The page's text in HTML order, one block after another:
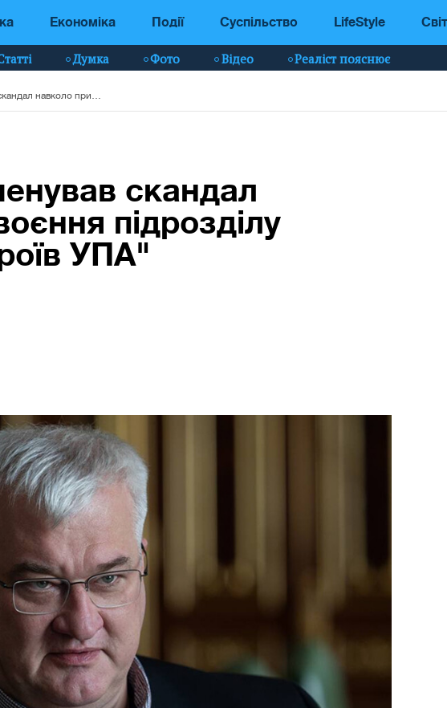
Економіка Події Суспільство LifeStyle Світ
Думка Фото Відео Реаліст пояснює
скандал
підрозділу
УПА"